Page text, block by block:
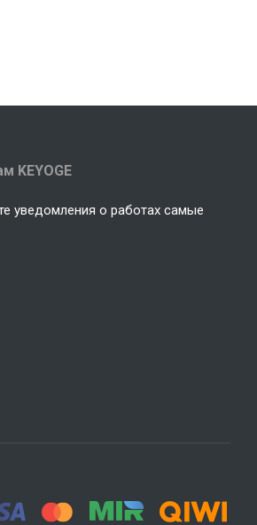
KEYOGE
уведомления о работах самые